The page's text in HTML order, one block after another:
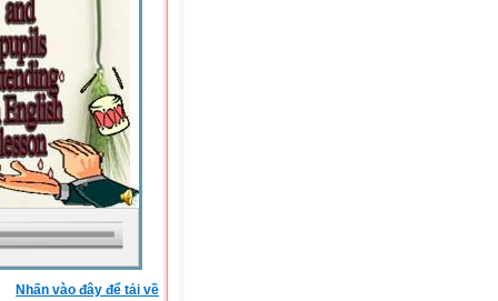
Nhấn vào đây để tải về